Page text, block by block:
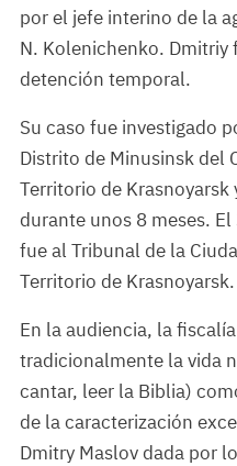
por el jefe interino de la
N. Kolenichenko. Dmitriy
detención temporal.
Su caso fue investigado
Distrito de Minusinsk del
Territorio de Krasnoyarsk
durante unos 8 meses.
fue al Tribunal de la
Territorio de Krasnoyarsk.
En la audiencia, la
tradicionalmente la vida
cantar, leer la Biblia)
de la caracterización
Dmitry Maslov dada por